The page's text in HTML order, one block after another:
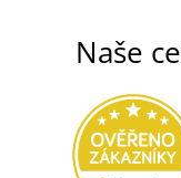
Naše